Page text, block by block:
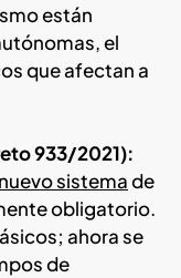
están
el
que afectan a
933/2021):
nuevo sistemade
obligatorio.
ahora se
de